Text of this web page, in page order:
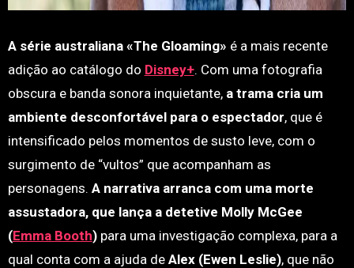
A série australiana «The Gloaming» é a mais recente
adição ao catálogo do Disney+. Com uma fotografia
obscura e banda sonora inquietante, a trama cria um
ambiente desconfortável para o espectador, que é
intensificado pelos momentos de susto leve, com o
surgimento de “vultos” que acompanham as
personagens. A narrativa arranca com uma morte
assustadora, que lança a detetive Molly McGee
(Emma Booth)para uma investigação complexa, para a
qual conta com a ajuda de Alex (Ewen Leslie), que não